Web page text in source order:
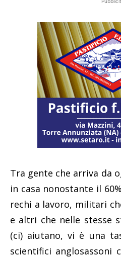
Tra gente che arriva da
in casa nonostante il
rechi a lavoro, militari
e altri che nelle stesse
(ci) aiutano, vi è una
scientifici anglosassoni